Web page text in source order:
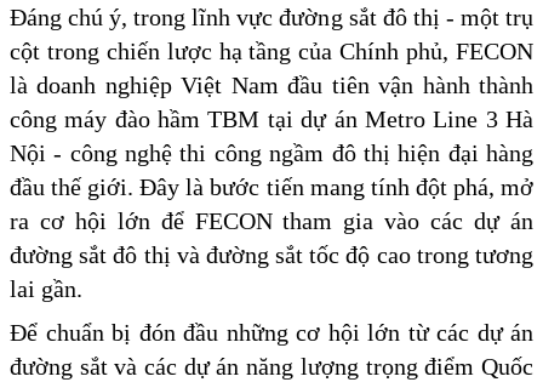
Đáng chú ý, trong lĩnh vực đường sắt đô thị - một trụ
cột trong chiến lược hạ tầng của Chính phủ, FECON
là doanh nghiệp Việt Nam đầu tiên vận hành thành
công máy đào hầm TBM tại dự án Metro Line 3 Hà
Nội - công nghệ thi công ngầm đô thị hiện đại hàng
đầu thế giới. Đây là bước tiến mang tính đột phá, mở
ra cơ hội lớn để FECON tham gia vào các dự án
đường sắt đô thị và đường sắt tốc độ cao trong tương
lai gần.
Để chuẩn bị đón đầu những cơ hội lớn từ các dự án
đường sắt và các dự án năng lượng trọng điểm Quốc